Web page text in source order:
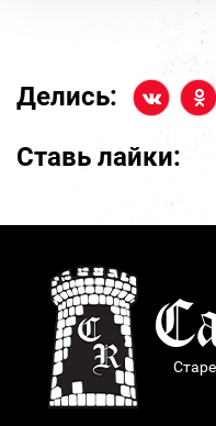
Делись:
Ставь лайки: